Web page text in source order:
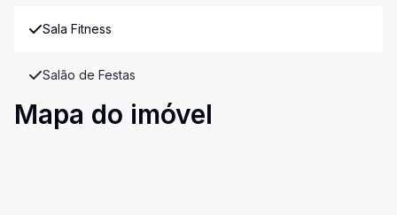
Sala Fitness
Salão de Festas
Mapa do imóvel